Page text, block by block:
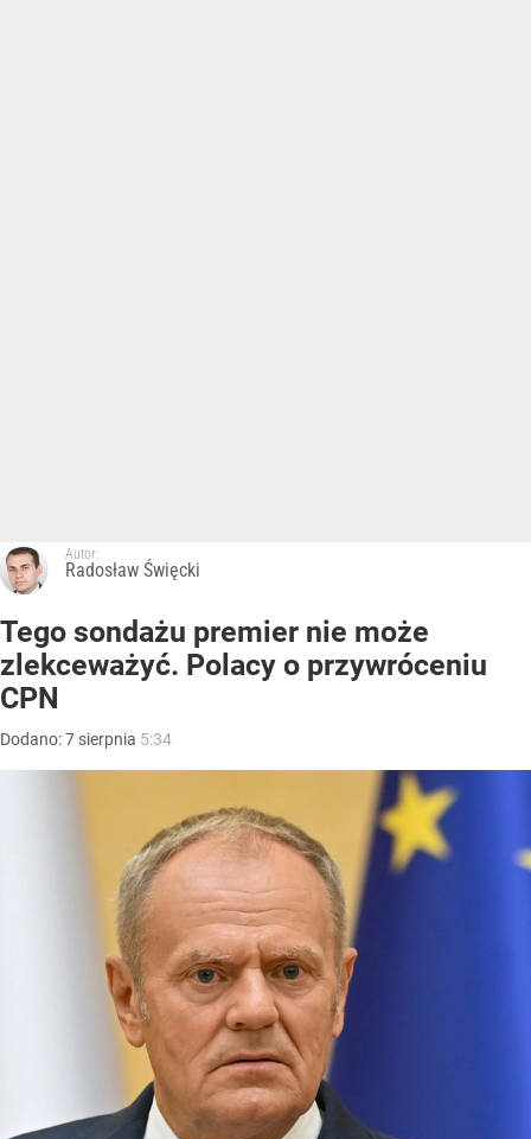
Autor:
Radosław Święcki
Tego sondażu premier nie może
zlekceważyć. Polacy o przywróceniu
CPN
Dodano:7 sierpnia 5:34